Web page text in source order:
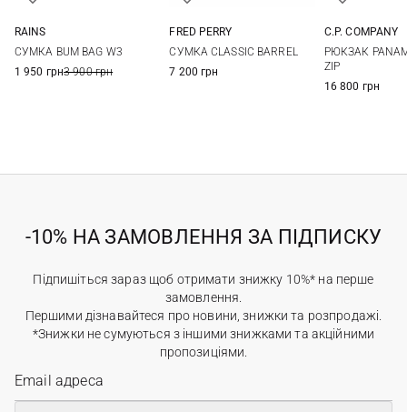
RAINS
СУМКА BUM BAG W3
1 950 грн3 900 грн
FRED PERRY
СУМКА CLASSIC BARREL
7 200 грн
C.P. COMPANY
РЮКЗАК
ZIP
16 800 грн
-10% НА ЗАМОВЛЕННЯ ЗА ПІДПИСКУ
Підпишіться зараз щоб отримати знижку 10%* на перше
замовлення.
Першими дізнавайтеся про новини, знижки та розпродажі.
*Знижки не сумуються з іншими знижками та акційними
пропозиціями.